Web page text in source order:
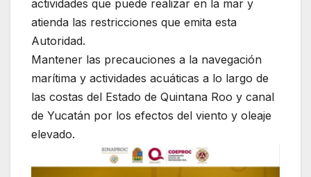
actividades que puede realizar en la mar y
atienda las restricciones que emita esta
Autoridad.
Mantener las precauciones a la navegación
marítima y actividades acuáticas a lo largo de
las costas del Estado de Quintana Roo y canal
de Yucatán por los efectos del viento y oleaje
elevado.